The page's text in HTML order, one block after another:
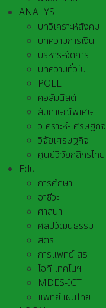
ANALYS
บทวิเคราะห์สังคม
บทความการเงิน
บริหาร-จัดการ
บทความทั่วไป
POLL
คอลัมนิสต์
สัมภาษณ์พิเศษ
วิเคราะห์-เศรษฐกิจ
วิจัยเศรษฐกิจ
ศูนย์วิจัยกสิกรไทย
Edu
การศึกษา
อาชีวะ
ศาสนา
ศิลปวัฒนธรรม
สตรี
การแพทย์-สธ
ไอที-เทคโนฯ
MDES-ICT
แพทย์แผนไทย